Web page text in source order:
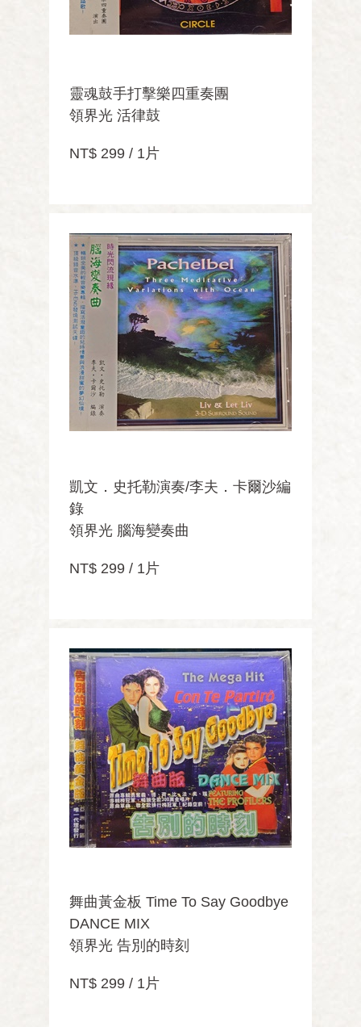
靈魂鼓手打擊樂四重奏團
領界光 活律鼓
NT$ 299 / 1片
凱文．史托勒演奏/李夫．卡爾沙編
錄
領界光 腦海變奏曲
NT$ 299 / 1片
舞曲黃金板 Time To Say Goodbye
DANCE MIX
領界光 告別的時刻
NT$ 299 / 1片